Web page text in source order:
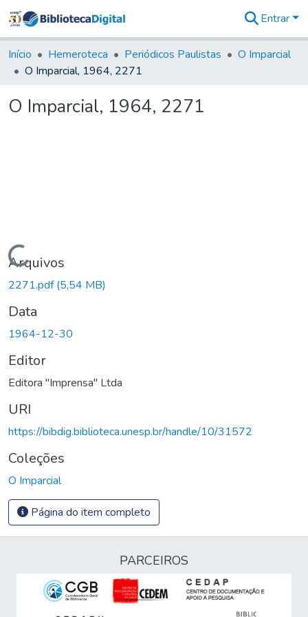
&
Coleções
Tudo na
Digital
Entrar
Início Hemeroteca Periódicos Paulistas
O Imparcial
O Imparcial, 1964, 2271
O Imparcial, 1964, 2271
Carregando...
Arquivos
2271.pdf(5,54 MB)
Data
1964-12-30
Editor
Editora "Imprensa" Ltda
URI
https://bibdig.biblioteca.unesp.br/handle/10/31572
Coleções
O Imparcial
Página do item completo
PARCEIROS